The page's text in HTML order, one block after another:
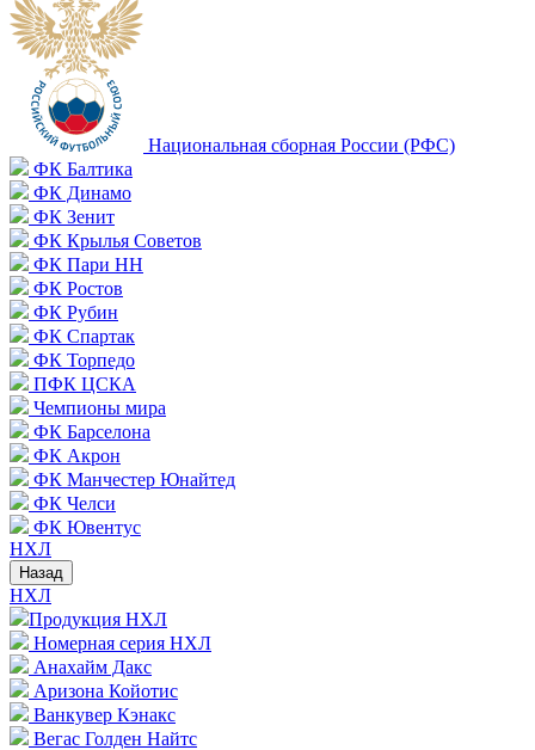
Национальная сборная России (РФС)
ФК Балтика
ФК Динамо
ФК Зенит
ФК Крылья Советов
ФК Пари НН
ФК Ростов
ФК Рубин
ФК Спартак
ФК Торпедо
ПФК ЦСКА
Чемпионы мира
ФК Барселона
ФК Акрон
ФК Манчестер Юнайтед
ФК Челси
ФК Ювентус
НХЛ
Назад
НХЛ
Продукция НХЛ
Номерная серия НХЛ
Анахайм Дакс
Аризона Койотис
Ванкувер Кэнакс
Вегас Голден Найтс